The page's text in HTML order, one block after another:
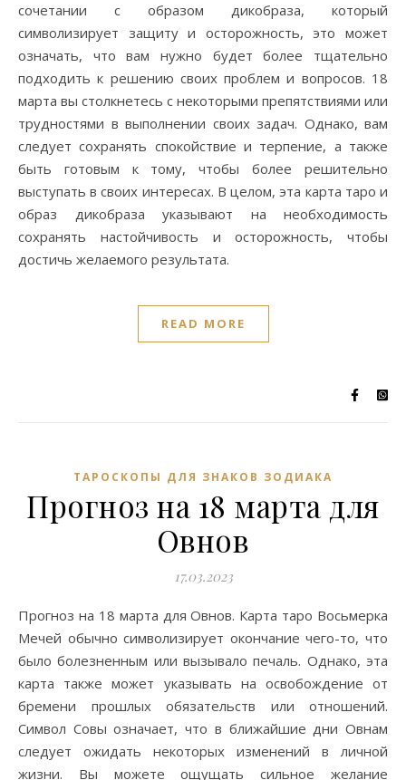
сочетании с образом дикобраза, который
символизирует защиту и осторожность, это может
означать, что вам нужно будет более тщательно
подходить к решению своих проблем и вопросов. 18
марта вы столкнетесь с некоторыми препятствиями или
трудностями в выполнении своих задач. Однако, вам
следует сохранять спокойствие и терпение, а также
быть готовым к тому, чтобы более решительно
выступать в своих интересах. В целом, эта карта таро и
образ дикобраза указывают на необходимость
сохранять настойчивость и осторожность, чтобы
достичь желаемого результата.
READ MORE
ТАРОСКОПЫ ДЛЯ ЗНАКОВ ЗОДИАКА
Прогноз на 18 марта для
Овнов
17.03.2023
Прогноз на 18 марта для Овнов. Карта таро Восьмерка
Мечей обычно символизирует окончание чего-то, что
было болезненным или вызывало печаль. Однако, эта
карта также может указывать на освобождение от
бремени прошлых обязательств или отношений.
Символ Совы означает, что в ближайшие дни Овнам
следует ожидать некоторых изменений в личной
жизни. Вы можете ощущать сильное желание